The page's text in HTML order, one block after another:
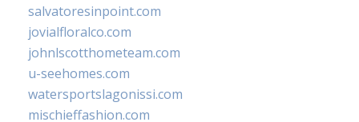
salvatoresinpoint.com
jovialfloralco.com
johnlscotthometeam.com
u-seehomes.com
watersportslagonissi.com
mischieffashion.com